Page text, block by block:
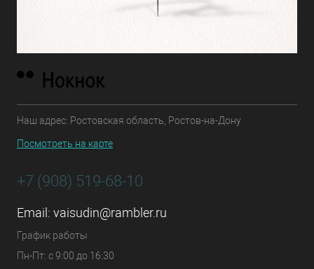
Наш адрес: Ростовская область, Ростов-на-Дону
Посмотреть на карте
+7 (908) 519-68-10
Email: vaisudin@rambler.ru
График работы
Пн-Пт: с 9:00 до 16:30